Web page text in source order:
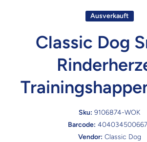
Ausverkauft
Classic Dog
Sku: 9106874-WOK
Barcode:
Vendor: Classic Dog